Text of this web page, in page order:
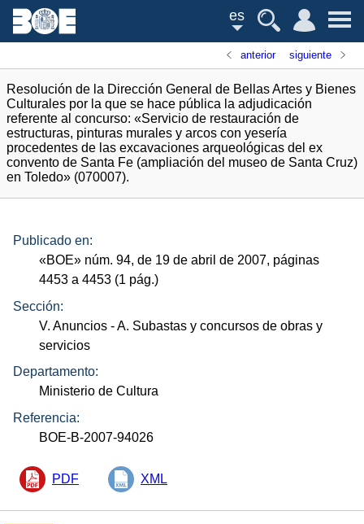
es
anterior siguiente
Resolución de la Dirección General de Bellas Artes y Bienes
Culturales por la que se hace pública la adjudicación
referente al concurso: «Servicio de restauración de
estructuras, pinturas murales y arcos con yesería
procedentes de las excavaciones arqueológicas del ex
convento de Santa Fe (ampliación del museo de Santa Cruz)
en Toledo» (070007).
Publicado en:
«BOE» núm. 94, de 19 de abril de 2007, páginas
4453 a 4453 (1 pág.)
Sección:
V. Anuncios - A. Subastas y concursos de obras y
servicios
Departamento:
Ministerio de Cultura
Referencia:
BOE-B-2007-94026
PDF XML